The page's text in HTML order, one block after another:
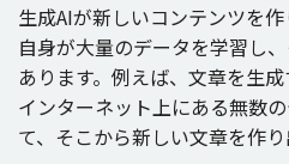
生成AIが新しいコンテンツを
自身が大量のデータを学習し
あります。例えば、 文章を生成
インターネット上にある無数の
て、そこから新しい文章を作